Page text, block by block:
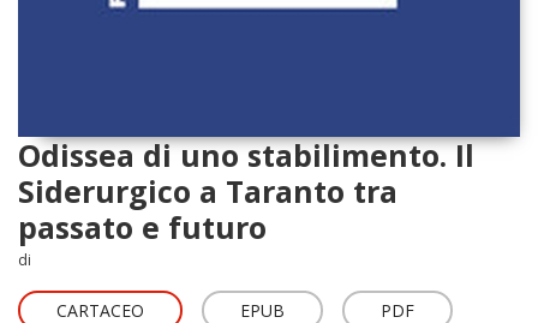
Odissea di uno stabilimento. Il
Siderurgico a Taranto tra
passato e futuro
di
CARTACEO EPUB PDF